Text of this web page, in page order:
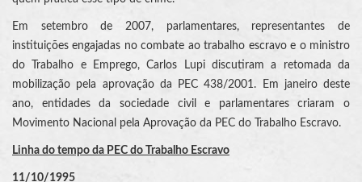
Em setembro de 2007, parlamentares, representantes de
instituições engajadas no combate ao trabalho escravo e o ministro
do Trabalho e Emprego, Carlos Lupi discutiram a retomada da
mobilização pela aprovação da PEC 438/2001. Em janeiro deste
ano, entidades da sociedade civil e parlamentares criaram o
Movimento Nacional pela Aprovação da PEC do Trabalho Escravo.
Linha do tempo da PEC do Trabalho Escravo
11/10/1995